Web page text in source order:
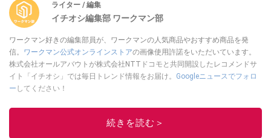
ライター / 編集
イチオシ編集部 ワークマン部
ワークマン好きの編集部員が、ワークマンの人気商品やおすすめ商品を発
信。 ワークマン公式オンラインストアの画像使用許諾をいただいています。
株式会社オールアバウトが株式会社NTTドコモと共同開設したレコメンドサ
イト「イチオシ」では毎日トレンド情報をお届け。 Googleニュースでフォロ
ー してください！
このイチオシストの他の記事を読む
続きを読む＞